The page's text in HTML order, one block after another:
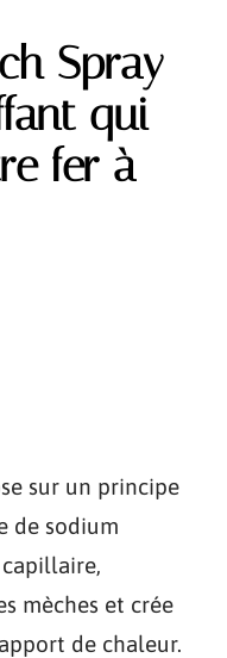
Spray
qui
fer à
sur un principe
de sodium
mèches et crée
de chaleur.